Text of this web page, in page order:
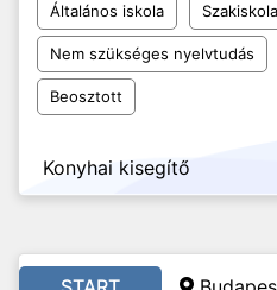
Általános iskola
Nem szükséges nyelvtudás
Beosztott
Konyhai kisegítő